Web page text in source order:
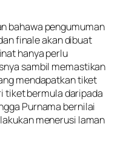
bahawa pengumuman
finale akan dibuat
hanya perlu
sambil memastikan
mendapatkan tiket
tiket bermula daripada
Purnama bernilai
menerusi laman